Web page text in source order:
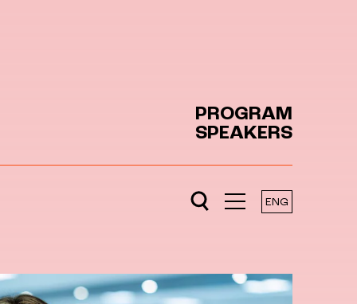
PROGRAM
SPEAKERS
ENG